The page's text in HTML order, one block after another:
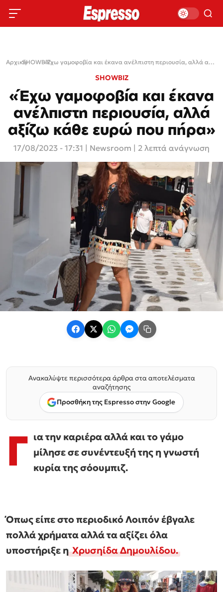
Αρχική›
SHOWBIZ› «Έχω γαμοφοβία και έκανα ανέλπιστη περιουσία, αλλά αξίζω κάθε ευρώ που πήρα»
SHOWBIZ
«Έχω γαμοφοβία και έκανα
ανέλπιστη περιουσία, αλλά
αξίζω κάθε ευρώ που πήρα»
17/08/2023 - 17:31 Newsroom | 2 λεπτά ανάγνωση
Ανακαλύψτε περισσότερα άρθρα στα αποτελέσματα
αναζήτησης
Προσθήκη της Espresso στην Google
Γ ια την καριέρα αλλά και το γάμο
μίλησε σε συνέντευξή της η γνωστή
κυρία της σόουμπιζ.
Όπως είπε στο περιοδικό Λοιπόν έβγαλε
πολλά χρήματα αλλά τα αξίζει όλα
υποστήριξε ηΧρυσηίδα Δημουλίδου.